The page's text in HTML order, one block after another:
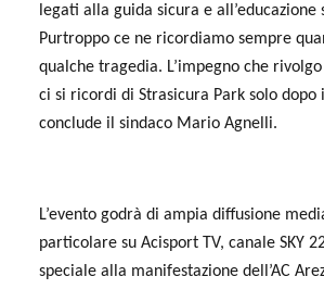
legati alla guida sicura e all’educazione
Purtroppo ce ne ricordiamo sempre
qualche tragedia. L’impegno che
ci si ricordi di Strasicura Park solo dopo
conclude il sindaco Mario Agnelli.
L’evento godrà di ampia diffusione
particolare su Acisport TV, canale SKY
speciale alla manifestazione dell’AC